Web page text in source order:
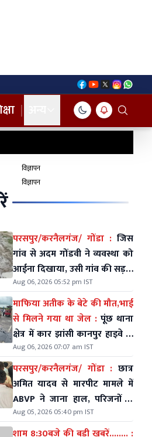
|
विज्ञापन
विज्ञापन
परसपुर/करनैलगंज/ गोंडा : जिस
गांव से अदम गोंडवी ने व्यवस्था को
आईना दिखाया, उसी गांव की सड़कें
आज भी कीचड़ और गड्ढों में तब्दील
Aug 06, 2026 05:52 pm IST
माफिया अतीक के बेटे की मौत,भाई
से मिलने गया था जेल : पूंछ थाना
क्षेत्र में कार झांसी कानपुर हाइवे के
डिवाइडर से टकराई
Aug 06, 2026 07:07 am IST
परसपुर/करनैलगंज/ गोंडा : छात्र
अमित यादव से मारपीट मामले में
ABVP ने जाना हाल, परिजनों से
की मुलाकात
Aug 05, 2026 05:40 pm IST
शाम 8:30बजे की बड़ी खबरें........ :